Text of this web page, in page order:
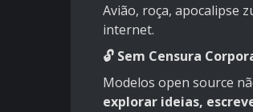
Avião, roça, apocalipse
internet.
🔓 Sem Censura
Modelos open source
explorar ideias,